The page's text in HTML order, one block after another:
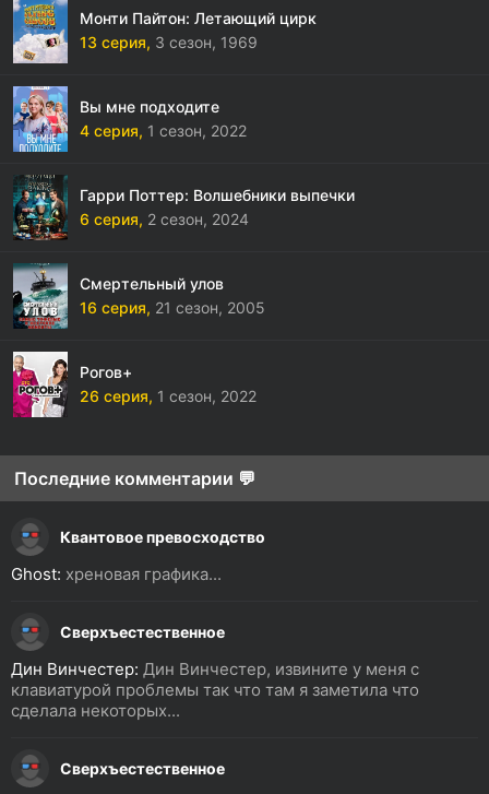
Монти Пайтон: Летающий цирк
13 серия, 3 сезон, 1969
Вы мне подходите
4 серия, 1 сезон, 2022
Гарри Поттер: Волшебники выпечки
6 серия, 2 сезон, 2024
Смертельный улов
16 серия, 21 сезон, 2005
Рогов+
26 серия, 1 сезон, 2022
Последние комментарии 💬
Квантовое превосходство
Ghost: хреновая графика...
Сверхъестественное
Дин Винчестер: Дин Винчестер, извините у меня с
клавиатурой проблемы так что там я заметила что
сделала некоторых...
Сверхъестественное